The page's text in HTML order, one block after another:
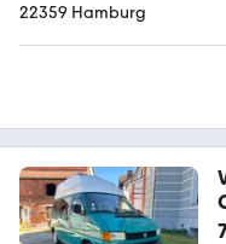
22359 Hamburg